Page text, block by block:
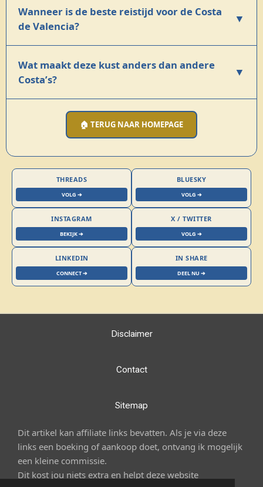
Wanneer is de beste reistijd voor de Costa
de Valencia?
▼
Wat maakt deze kust anders dan andere
Costa’s?
▼
🏠 TERUG NAAR HOMEPAGE
THREADS
VOLG ➔
BLUESKY
VOLG ➔
INSTAGRAM
BEKIJK ➔
X / TWITTER
VOLG ➔
LINKEDIN
CONNECT ➔
IN SHARE
DEEL NU ➔
Disclaimer
Contact
Sitemap
Dit artikel kan affiliate links bevatten. Als je via deze
links een boeking of aankoop doet, ontvang ik mogelijk
een kleine commissie.
Dit kost jou niets extra en helpt deze website